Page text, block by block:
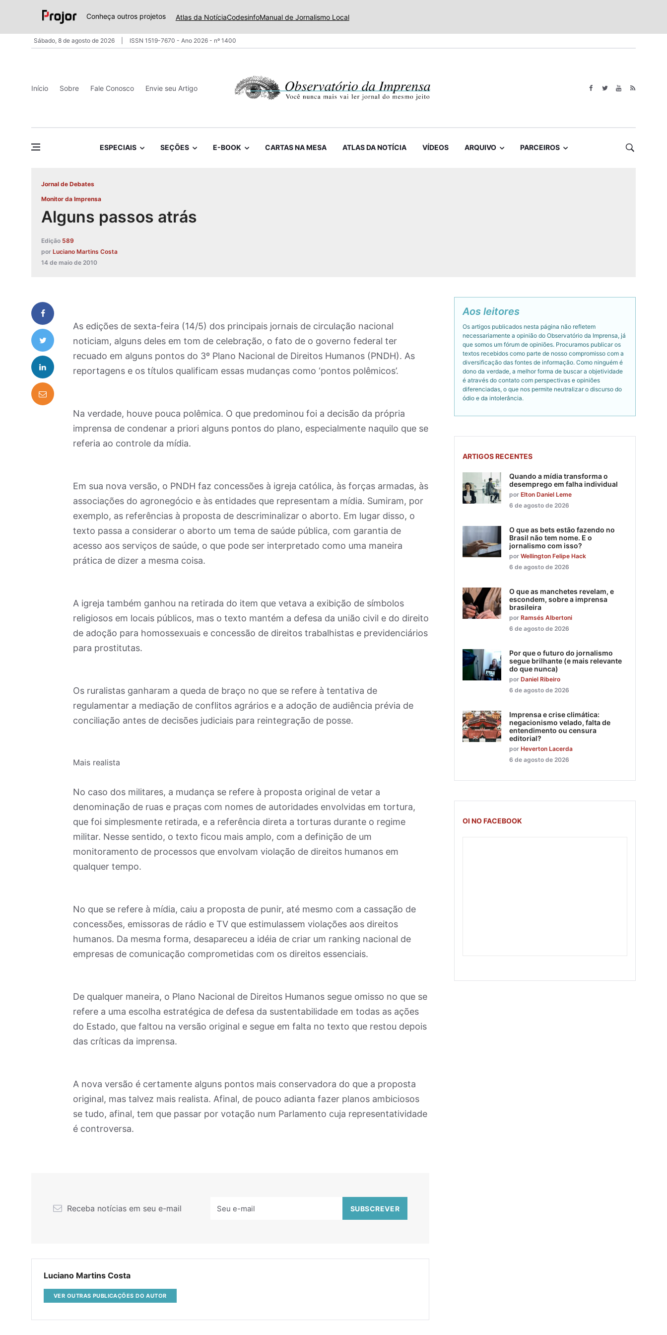
Conheça outros projetos Atlas da NotíciaCodesinfoManual de Jornalismo Local
Sábado, 8 de agosto de 2026 ISSN 1519-7670 - Ano 2026 - nº 1400
Início Sobre Fale Conosco Envie seu Artigo
ESPECIAIS SEÇÕES E-BOOK CARTAS NA MESA ATLAS DA NOTÍCIA VÍDEOS ARQUIVO PARCEIROS
Jornal de Debates
Monitor da Imprensa
Alguns passos atrás
Edição 589
por Luciano Martins Costa
14 de maio de 2010
As edições de sexta-feira (14/5) dos principais jornais de circulação nacional
noticiam, alguns deles em tom de celebração, o fato de o governo federal ter
recuado em alguns pontos do 3º Plano Nacional de Direitos Humanos (PNDH). As
reportagens e os títulos qualificam essas mudanças como ‘pontos polêmicos’.
Na verdade, houve pouca polêmica. O que predominou foi a decisão da própria
imprensa de condenar a priori alguns pontos do plano, especialmente naquilo que se
referia ao controle da mídia.
Em sua nova versão, o PNDH faz concessões à igreja católica, às forças armadas, às
associações do agronegócio e às entidades que representam a mídia. Sumiram, por
exemplo, as referências à proposta de descriminalizar o aborto. Em lugar disso, o
texto passa a considerar o aborto um tema de saúde pública, com garantia de
acesso aos serviços de saúde, o que pode ser interpretado como uma maneira
prática de dizer a mesma coisa.
A igreja também ganhou na retirada do item que vetava a exibição de símbolos
religiosos em locais públicos, mas o texto mantém a defesa da união civil e do direito
de adoção para homossexuais e concessão de direitos trabalhistas e previdenciários
para prostitutas.
Os ruralistas ganharam a queda de braço no que se refere à tentativa de
regulamentar a mediação de conflitos agrários e a adoção de audiência prévia de
conciliação antes de decisões judiciais para reintegração de posse.
Mais realista
No caso dos militares, a mudança se refere à proposta original de vetar a
denominação de ruas e praças com nomes de autoridades envolvidas em tortura,
que foi simplesmente retirada, e a referência direta a torturas durante o regime
militar. Nesse sentido, o texto ficou mais amplo, com a definição de um
monitoramento de processos que envolvam violação de direitos humanos em
qualquer tempo.
No que se refere à mídia, caiu a proposta de punir, até mesmo com a cassação de
concessões, emissoras de rádio e TV que estimulassem violações aos direitos
humanos. Da mesma forma, desapareceu a idéia de criar um ranking nacional de
empresas de comunicação comprometidas com os direitos essenciais.
De qualquer maneira, o Plano Nacional de Direitos Humanos segue omisso no que se
refere a uma escolha estratégica de defesa da sustentabilidade em todas as ações
do Estado, que faltou na versão original e segue em falta no texto que restou depois
das críticas da imprensa.
A nova versão é certamente alguns pontos mais conservadora do que a proposta
original, mas talvez mais realista. Afinal, de pouco adianta fazer planos ambiciosos
se tudo, afinal, tem que passar por votação num Parlamento cuja representatividade
é controversa.
Receba notícias em seu e-mail
Luciano Martins Costa
VER OUTRAS PUBLICAÇÕES DO AUTOR
Aos leitores
Os artigos publicados nesta página não refletem
necessariamente a opinião do Observatório da Imprensa, já
que somos um fórum de opiniões. Procuramos publicar os
textos recebidos como parte de nosso compromisso com a
diversificação das fontes de informação. Como ninguém é
dono da verdade, a melhor forma de buscar a objetividade
é através do contato com perspectivas e opiniões
diferenciadas, o que nos permite neutralizar o discurso do
ódio e da intolerância.
ARTIGOS RECENTES
Quando a mídia transforma o
desemprego em falha individual
por Elton Daniel Leme
6 de agosto de 2026
O que as bets estão fazendo no
Brasil não tem nome. E o
jornalismo com isso?
por Wellington Felipe Hack
6 de agosto de 2026
O que as manchetes revelam, e
escondem, sobre a imprensa
brasileira
por Ramsés Albertoni
6 de agosto de 2026
Por que o futuro do jornalismo
segue brilhante (e mais relevante
do que nunca)
por Daniel Ribeiro
6 de agosto de 2026
Imprensa e crise climática:
negacionismo velado, falta de
entendimento ou censura
editorial?
por Heverton Lacerda
6 de agosto de 2026
OI NO FACEBOOK